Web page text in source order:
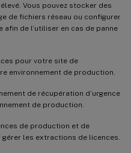
Vous pouvez stocker des
de fichiers réseau ou configurer
afin de l’utiliser en cas de panne
pour votre site de
environnement de production.
de récupération d’urgence
de production.
de production et de
les extractions de licences.